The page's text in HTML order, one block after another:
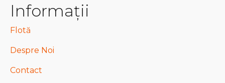
Informații
Flotă
Despre Noi
Contact